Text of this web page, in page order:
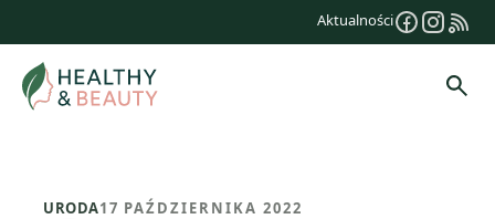
treści
Aktualności
URODA17 PAŹDZIERNIKA 2022